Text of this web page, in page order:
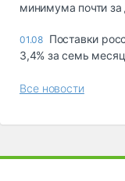
минимума почти за
01.08 Поставки
3,4% за семь
Все новости